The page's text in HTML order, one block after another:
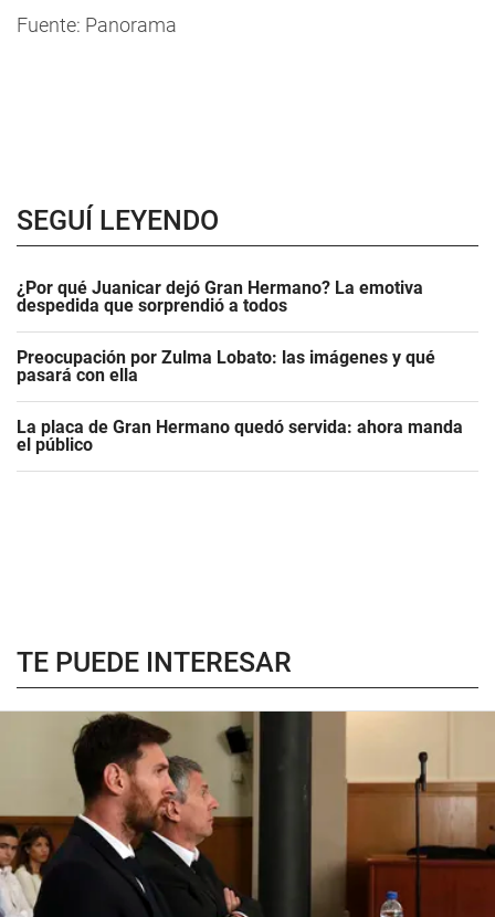
Fuente: Panorama
SEGUÍ LEYENDO
¿Por qué Juanicar dejó Gran Hermano? La emotiva
despedida que sorprendió a todos
Preocupación por Zulma Lobato: las imágenes y qué
pasará con ella
La placa de Gran Hermano quedó servida: ahora manda
el público
TE PUEDE INTERESAR